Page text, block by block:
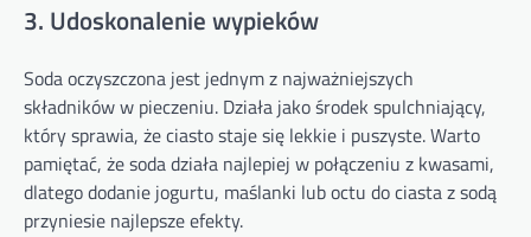
3. Udoskonalenie wypieków
Soda oczyszczona jest jednym z najważniejszych
składników w pieczeniu. Działa jako środek spulchniający,
który sprawia, że ciasto staje się lekkie i puszyste. Warto
pamiętać, że soda działa najlepiej w połączeniu z kwasami,
dlatego dodanie jogurtu, maślanki lub octu do ciasta z sodą
przyniesie najlepsze efekty.